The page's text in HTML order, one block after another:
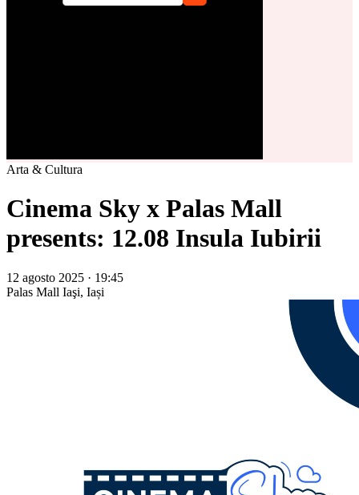
Arta & Cultura
Cinema Sky x Palas Mall
presents: 12.08 Insula Iubirii
12 agosto 2025 · 19:45
Palas Mall Iaşi, Iași